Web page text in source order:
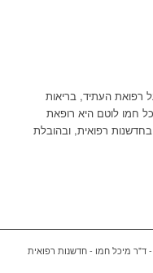
רפואת העתיד, בריאות
חמו לוטם היא רופאת
רפואית, ובהובלת